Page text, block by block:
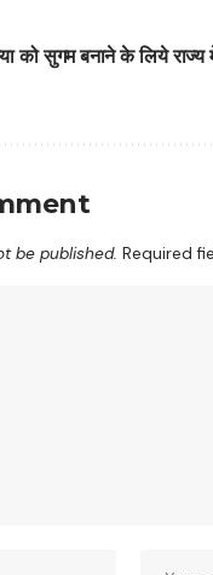
को सुगम बनाने के लिये राज्य
be published. Required